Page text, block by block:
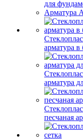
для
Арматура
арматура в
арматура
песчаная